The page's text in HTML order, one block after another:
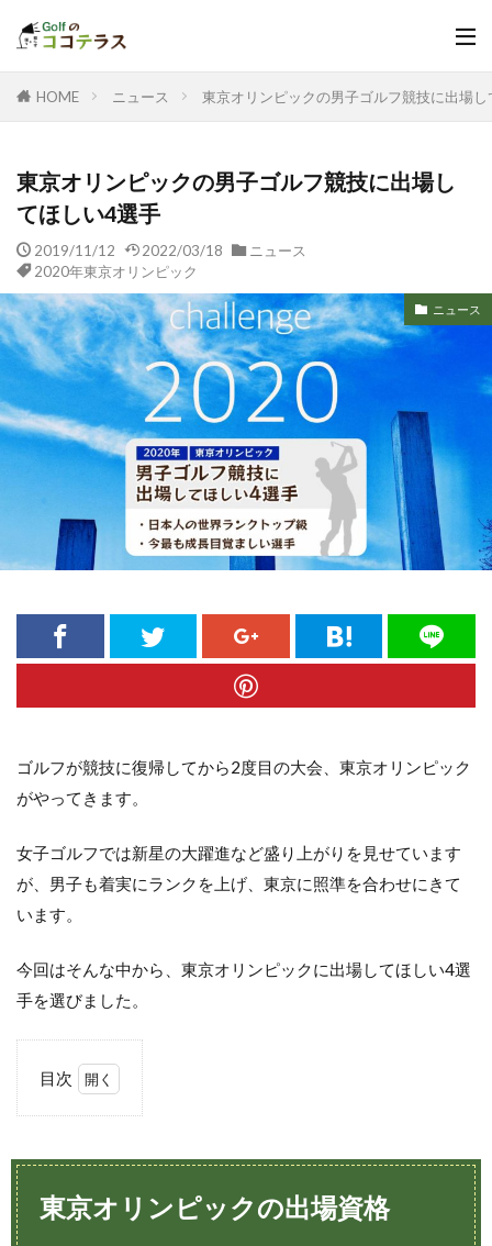
HOME ニュース 東京オリンピックの男子ゴルフ競技に出場
東京オリンピックの男子ゴルフ競技に出場し
てほしい4選手
2019/11/12 2022/03/18
ニュース
2020年東京オリンピック
ニュース
ゴルフが競技に復帰してから2度目の大会、東京オリンピック
がやってきます。
女子ゴルフでは新星の大躍進など盛り上がりを見せています
が、男子も着実にランクを上げ、東京に照準を合わせにきて
います。
今回はそんな中から、東京オリンピックに出場してほしい4選
手を選びました。
目次
リ
ン
東京オリンピックの出場資格